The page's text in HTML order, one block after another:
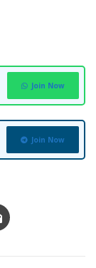
Join Now
Join Now